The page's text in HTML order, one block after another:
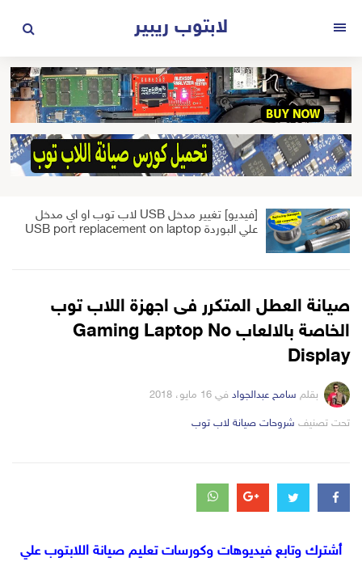
المحتوى
لابتوب ريبير
[فيديو] تغيير مدخل USB لاب توب او اي مدخل
علي البوردة USB port replacement on laptop
صيانة العطل المتكرر فى اجهزة اللاب توب
الخاصة بالالعاب Gaming Laptop No
Display
بقلم سامح عبدالجواد في 16 مايو، 2018
تحت تصنيف التصانيف
شروحات صيانة لاب توب
أشترك وتابع فيديوهات وكورسات تعليم صيانة اللابتوب علي